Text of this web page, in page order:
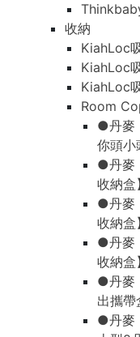
收納
KiahLoc
KiahLoc
KiahLoc
Room
●丹麥
你頭小
●丹麥
收納盒】
●丹麥
收納盒】
●丹麥
收納盒】
●丹麥
出攜帶
●丹麥